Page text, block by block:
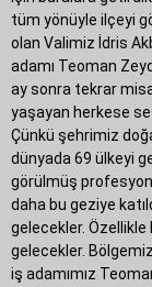
tüm yönüyle ilçeyi
olan Valimiz İdris
adamı Teoman
ay sonra tekrar
yaşayan herkese
Çünkü şehrimiz
dünyada 69 ülkeyi
görülmüş
daha bu geziye
gelecekler. Özellikle
gelecekler.
iş adamımız